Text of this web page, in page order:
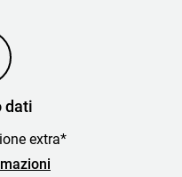
dati
extra*